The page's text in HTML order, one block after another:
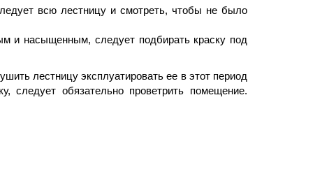
всю лестницу и смотреть, чтобы не было
и насыщенным, следует подбирать краску под
лестницу эксплуатировать ее в этот период
обязательно проветрить помещение.